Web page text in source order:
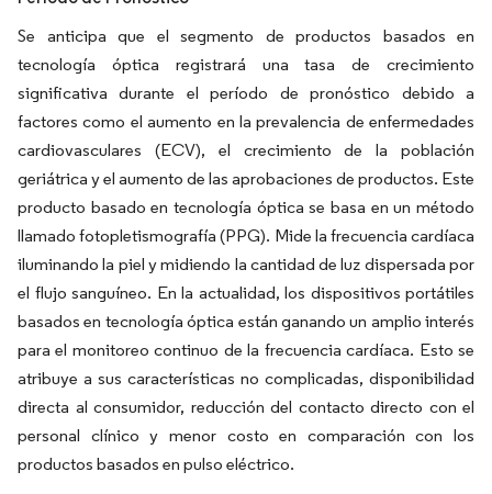
Se anticipa que el segmento de productos basados en
tecnología óptica registrará una tasa de crecimiento
significativa durante el período de pronóstico debido a
factores como el aumento en la prevalencia de enfermedades
cardiovasculares (ECV), el crecimiento de la población
geriátrica y el aumento de las aprobaciones de productos. Este
producto basado en tecnología óptica se basa en un método
llamado fotopletismografía (PPG). Mide la frecuencia cardíaca
iluminando la piel y midiendo la cantidad de luz dispersada por
el flujo sanguíneo. En la actualidad, los dispositivos portátiles
basados en tecnología óptica están ganando un amplio interés
para el monitoreo continuo de la frecuencia cardíaca. Esto se
atribuye a sus características no complicadas, disponibilidad
directa al consumidor, reducción del contacto directo con el
personal clínico y menor costo en comparación con los
productos basados en pulso eléctrico.